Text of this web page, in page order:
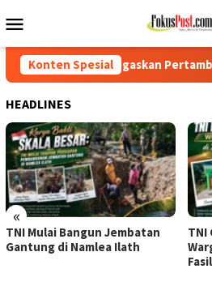
ke
Mobile
Konten Spesial
Pertambangan Buru
HEADLINES
«
TNI Mulai Bangun Jembatan
Gantung di Namlea Ilath
TNI